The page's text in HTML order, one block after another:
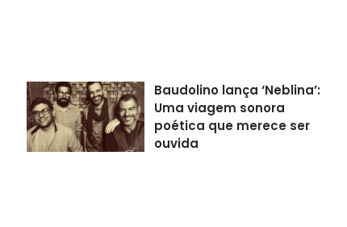
Baudolino lança ‘Neblina’:
Uma viagem sonora
poética que merece ser
ouvida